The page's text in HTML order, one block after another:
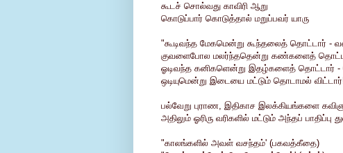
கூடச் சொல்வது காவிரி ஆறு
கொடுப்பார் கொடுத்தால் மறுப்பவர் யாரு
"கூடிவந்த மேகமென்று கூந்தலைத் தொட்டார் -
குவளைபோல மலர்ந்ததென்று கண்களைத்
ஓடிவந்த கனிகளென்று இதழ்களைத் தொட்டார்
ஒடியுமென்று இடையை மட்டும் தொடாமல்
பல்வேறு புராண, இதிகாச இலக்கியங்களை
அதிலும் ஓரிரு வரிகளில் மட்டும் அந்தப் பாதிப்பு
"காலங்களில் அவள் வசந்தம்' (பகவத்கீதை)